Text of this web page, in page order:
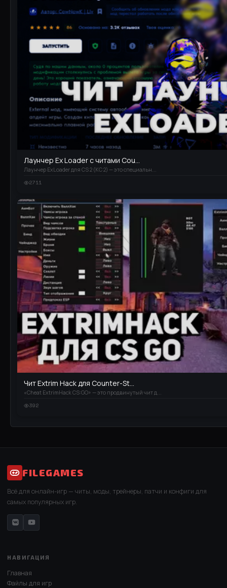
Лаунчер Ex Loader с читами Cou...
Лаунчер ExLoader для CS 2 (КС 2) — это специальн...
2711
Чит Extrim Hack для Counter-St...
«Cheat ExtrimHack CS:GO» — это продвинутый чит д...
392
FILEGAMES
Всё для онлайн-игр — читы, моды, трейнеры, патчи и конфиги для
самых популярных игр.
НАВИГАЦИЯ
Главная
Файлы для игр